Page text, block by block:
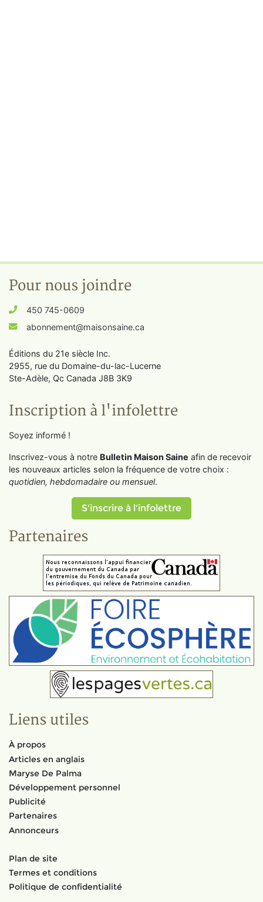
Pour nous joindre
450 745-0609
abonnement@maisonsaine.ca
Éditions du 21e siècle Inc.
2955, rue du Domaine-du-lac-Lucerne
Ste-Adèle, Qc Canada J8B 3K9
Inscription à l'infolettre
Soyez informé !
Inscrivez-vous à notre Bulletin Maison Saine afin de recevoir
les nouveaux articles selon la fréquence de votre choix :
quotidien, hebdomadaire ou mensuel.
S'inscrire à l'infolettre
Partenaires
Liens utiles
À propos
Articles en anglais
Maryse De Palma
Développement personnel
Publicité
Partenaires
Annonceurs
Plan de site
Termes et conditions
Politique de confidentialité